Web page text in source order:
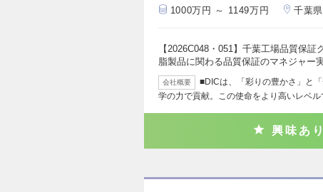
1000万円 ～ 1149万円 千葉県
【2026C048・051】千葉工場品質保
脂製品に関わる品質保証のマネジャー
会社概要
■DICは、「彩りの豊かさ」と
学の力で貢献。この使命をより高いレベ
興味あり